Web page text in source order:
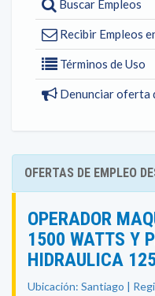
Buscar Empleos
Recibir Empleos
Términos de Uso
Denunciar oferta
OFERTAS DE EMPLEO
OPERADOR
1500 WATTS Y
HIDRAULICA
Ubicación: Santiago |